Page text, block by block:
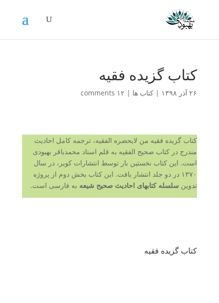
کتاب گزیده فقیه
۲۶ آذر ۱۳۹۸ | کتاب ها | ۱۲ comments
کتاب گزیده فقیه من لایحضره الفقیه، ترجمه کامل احادیث
مندرج در کتاب صحیح الفقیه به قلم استاد محمدباقر بهبودی
است. این کتاب نخستین بار توسط انتشارات کویر، در سال
۱۳۷۰ در دو جلد انتشار یافت. این کتاب بخش دوم از پروژه
تدوین سلسله کتابهای احادیث صحیح شیعه به فارسی است.
کتاب گزیده فقیه